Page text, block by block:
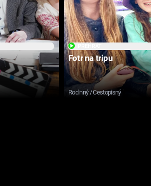
Fotr na tripu
Rodinný / Cestopisný